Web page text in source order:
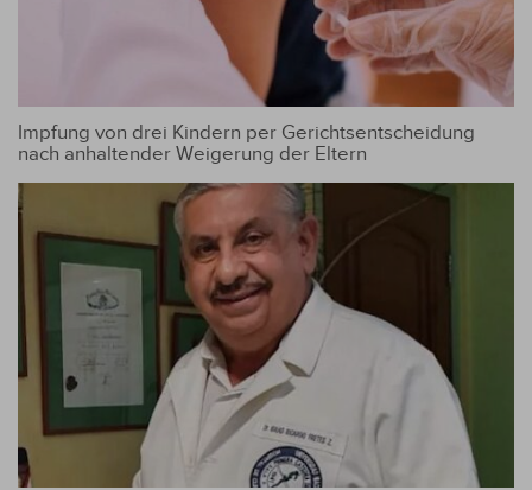
Impfung von drei Kindern per Gerichtsentscheidung
nach anhaltender Weigerung der Eltern